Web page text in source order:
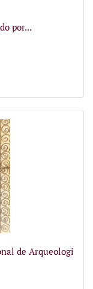
por...
de Arqueologi